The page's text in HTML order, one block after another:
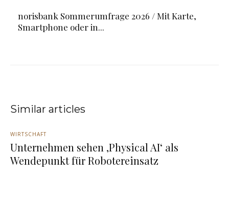
norisbank Sommerumfrage 2026 / Mit Karte,
Smartphone oder in...
Similar articles
WIRTSCHAFT
Unternehmen sehen ‚Physical AI‘ als
Wendepunkt für Robotereinsatz